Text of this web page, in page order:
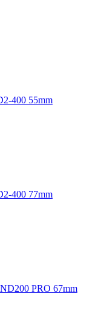
400 55mm
400 77mm
PRO 67mm